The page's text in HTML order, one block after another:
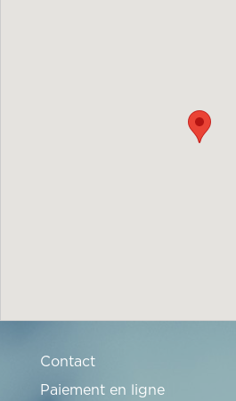
Contact
Paiement en ligne